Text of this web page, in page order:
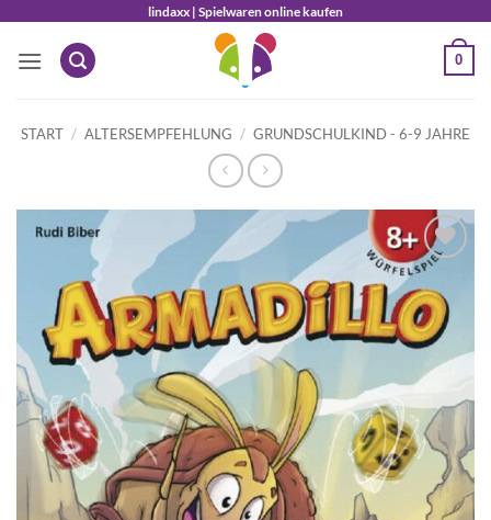
springen
lindaxx | Spielwaren online kaufen
0
START / ALTERSEMPFEHLUNG / GRUNDSCHULKIND - 6-9 JAHRE
Auf die
Wunschliste